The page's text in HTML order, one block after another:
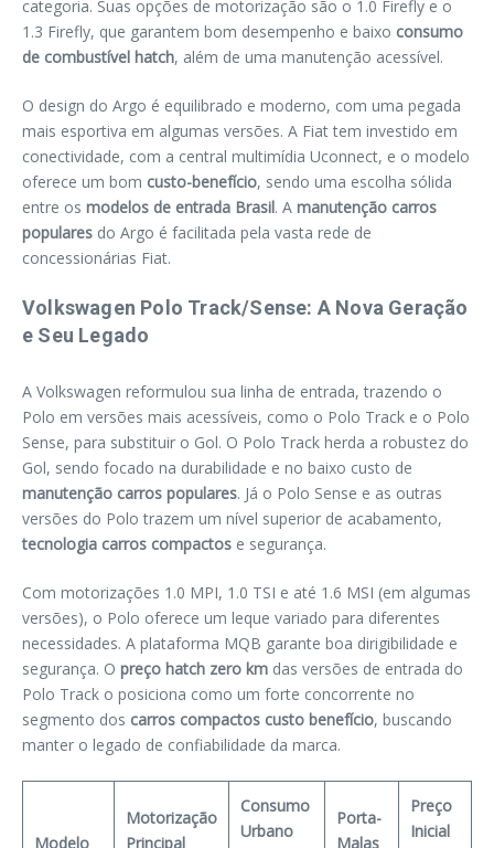
categoria. Suas opções de motorização são o 1.0 Firefly e o
1.3 Firefly, que garantem bom desempenho e baixo consumo
de combustível hatch, além de uma manutenção acessível.
O design do Argo é equilibrado e moderno, com uma pegada
mais esportiva em algumas versões. A Fiat tem investido em
conectividade, com a central multimídia Uconnect, e o modelo
oferece um bom custo-benefício, sendo uma escolha sólida
entre os modelos de entrada Brasil. A manutenção carros
populares do Argo é facilitada pela vasta rede de
concessionárias Fiat.
Volkswagen Polo Track/Sense: A Nova Geração
e Seu Legado
A Volkswagen reformulou sua linha de entrada, trazendo o
Polo em versões mais acessíveis, como o Polo Track e o Polo
Sense, para substituir o Gol. O Polo Track herda a robustez do
Gol, sendo focado na durabilidade e no baixo custo de
manutenção carros populares. Já o Polo Sense e as outras
versões do Polo trazem um nível superior de acabamento,
tecnologia carros compactos e segurança.
Com motorizações 1.0 MPI, 1.0 TSI e até 1.6 MSI (em algumas
versões), o Polo oferece um leque variado para diferentes
necessidades. A plataforma MQB garante boa dirigibilidade e
segurança. O preço hatch zero km das versões de entrada do
Polo Track o posiciona como um forte concorrente no
segmento dos carros compactos custo benefício, buscando
manter o legado de confiabilidade da marca.
Modelo
Motorização
Principal
Consumo
Urbano
Porta-
Malas
Preço
Inicial